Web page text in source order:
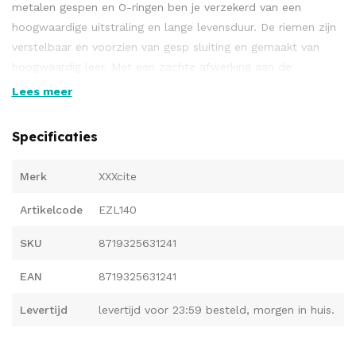
metalen gespen en O-ringen ben je verzekerd van een
hoogwaardige uitstraling en lange levensduur. De riemen zijn
verstelbaar en voorzien van gesp sluiting en gemaakt van
hoogwaardig leer. Met een zachte afwerking aan de
binnenzijde is de onderdaan verzekerd van een comfortabele
Eigenschappen van de Ballgag
Specificaties:
Uitvoering:
Materiaal:
Siliconen, Leer, RVS
Lees meer
Specificaties
Merk XXXcite
Artikelcode EZL140
SKU 8719325631241
EAN 8719325631241
Levertijd levertijd voor 23:59 besteld, morgen in huis.